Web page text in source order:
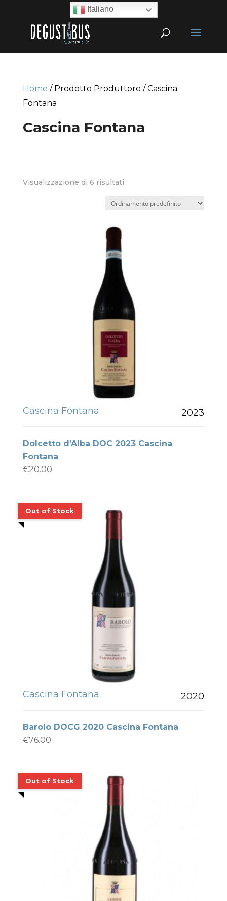
Home / Prodotto Produttore / Cascina
Fontana
Cascina Fontana
Visualizzazione di 6 risultati
Cascina Fontana 2023
Dolcetto d’Alba DOC 2023 Cascina
Fontana
€20.00
Cascina Fontana 2020
Barolo DOCG 2020 Cascina Fontana
€76.00
Italiano